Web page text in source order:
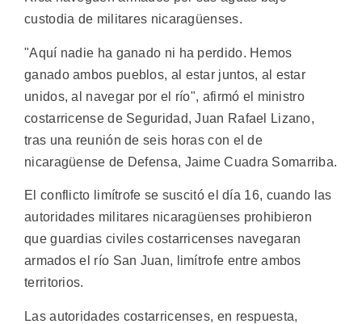
custodia de militares nicaragüenses.
"Aquí nadie ha ganado ni ha perdido. Hemos
ganado ambos pueblos, al estar juntos, al estar
unidos, al navegar por el río", afirmó el ministro
costarricense de Seguridad, Juan Rafael Lizano,
tras una reunión de seis horas con el de
nicaragüense de Defensa, Jaime Cuadra Somarriba.
El conflicto limítrofe se suscitó el día 16, cuando las
autoridades militares nicaragüenses prohibieron
que guardias civiles costarricenses navegaran
armados el río San Juan, limítrofe entre ambos
territorios.
Las autoridades costarricenses, en respuesta,